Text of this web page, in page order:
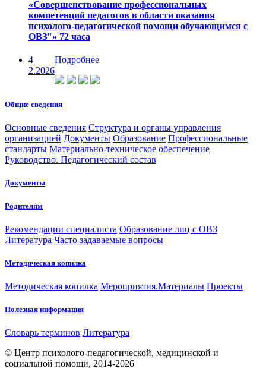
«Совершенствование профессиональных
компетенций педагогов в области оказания
психолого-педагогической помощи обучающимся с
ОВЗ"» 72 часа
4
2.2026
Подробнее
Общие сведения
Основные сведения Структура и органы управления
организацией Документы Образование Профессиональные
стандарты Материально-техническое обеспечение
Руководство. Педагогический состав
Документы
Родителям
Рекомендации специалиста Образование лиц с ОВЗ
Литература Часто задаваемые вопросы
Методическая копилка
Методическая копилка Мероприятия.Материалы Проекты
Полезная информация
Словарь терминов Литература
© Центр психолого-педагогической, медицинской и
социальной помощи, 2014-2026